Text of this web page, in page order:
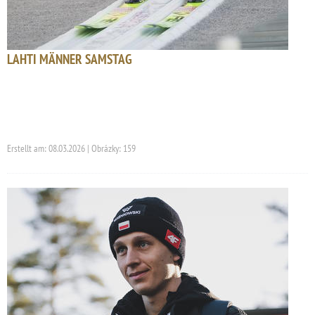
LAHTI MÄNNER SAMSTAG
Erstellt am: 08.03.2026 | Obrázky: 159